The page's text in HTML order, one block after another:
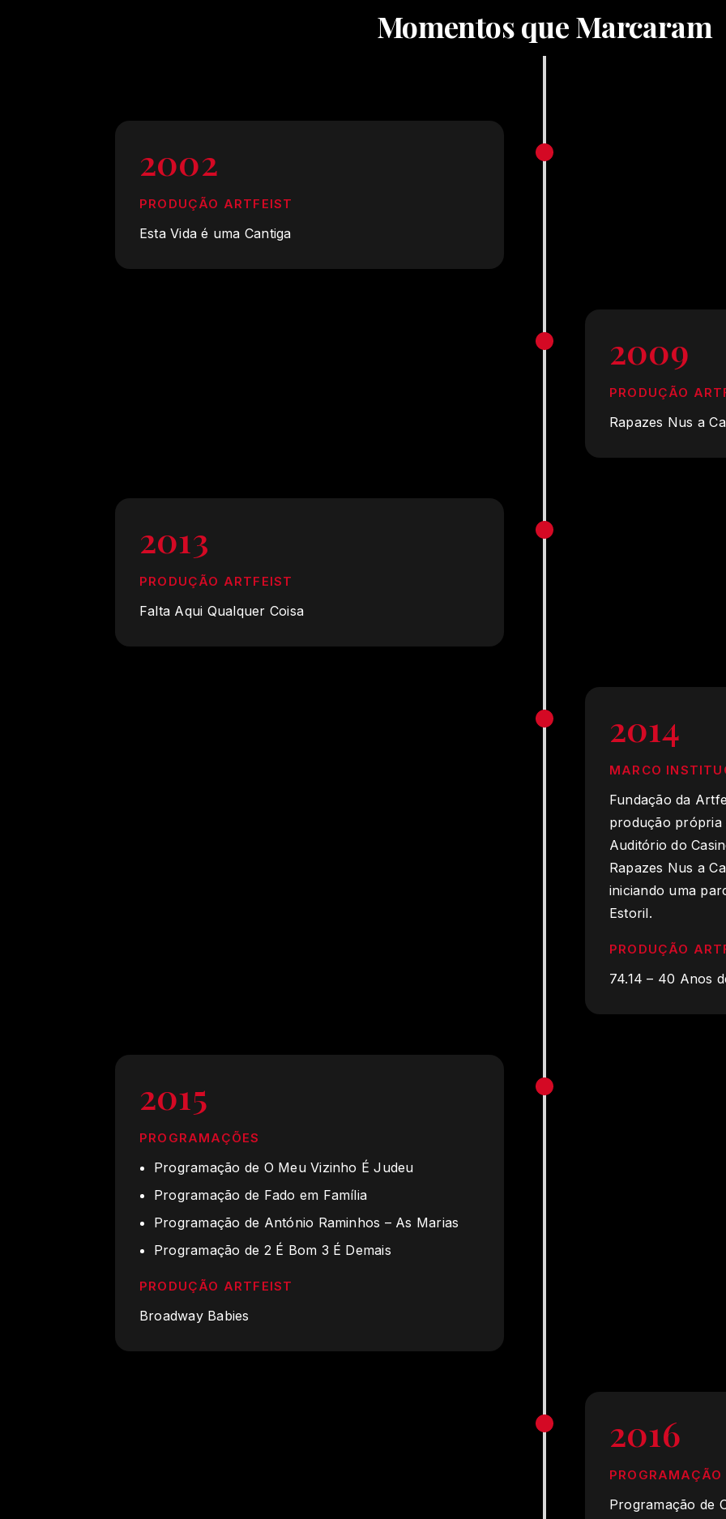
Momentos que Marcaram
2002
PRODUÇÃO ARTFEIST
Esta Vida é uma Cantiga
2009
PRODUÇÃO
Rapazes Nus a
2013
PRODUÇÃO ARTFEIST
Falta Aqui Qualquer Coisa
2014
MARCO
Fundação da
produção própria
Auditório do
Rapazes Nus a
iniciando uma
Estoril.
PRODUÇÃO
74.14 – 40 Anos
2015
PROGRAMAÇÕES
Programação de O Meu Vizinho É Judeu
Programação de Fado em Família
Programação de António Raminhos – As Marias
Programação de 2 É Bom 3 É Demais
PRODUÇÃO ARTFEIST
Broadway Babies
2016
PROGRAMAÇÃO
Programação de